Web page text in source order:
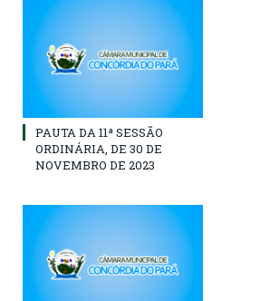
PAUTA DA 11ª SESSÃO
ORDINÁRIA, DE 30 DE
NOVEMBRO DE 2023